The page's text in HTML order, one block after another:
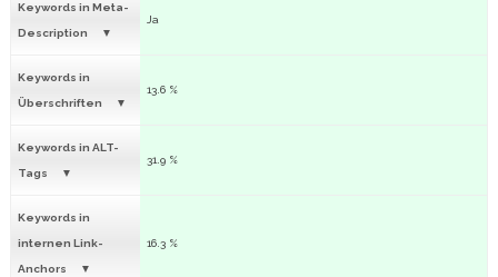
Keywords in Meta-
Description
Ja
Keywords in
Überschriften
13.6 %
Keywords in ALT-
Tags
31.9 %
Keywords in
internen Link-
Anchors
16.3 %